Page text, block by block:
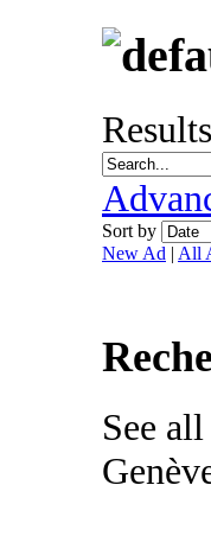
Sort by
New Ad | All
See